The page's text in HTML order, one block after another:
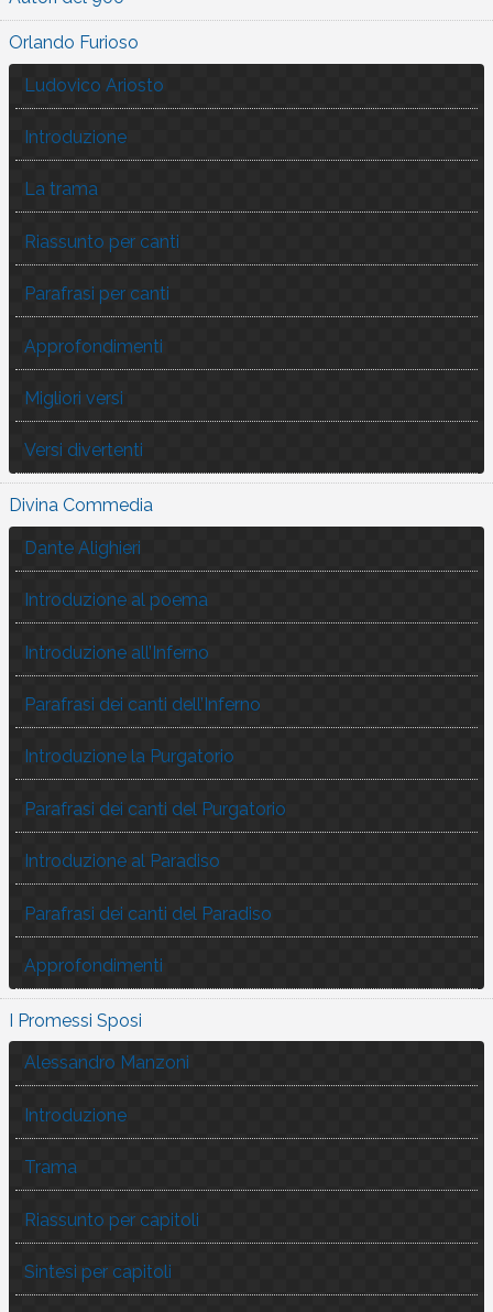
Orlando Furioso
Ludovico Ariosto
Introduzione
La trama
Riassunto per canti
Parafrasi per canti
Approfondimenti
Migliori versi
Versi divertenti
Divina Commedia
Dante Alighieri
Introduzione al poema
Introduzione all’Inferno
Parafrasi dei canti dell’Inferno
Introduzione la Purgatorio
Parafrasi dei canti del Purgatorio
Introduzione al Paradiso
Parafrasi dei canti del Paradiso
Approfondimenti
I Promessi Sposi
Alessandro Manzoni
Introduzione
Trama
Riassunto per capitoli
Sintesi per capitoli